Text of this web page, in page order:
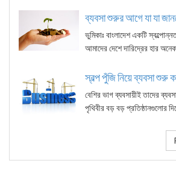
ব্যবসা শুরুর আগে যা যা
ভুমিকাঃ বাংলাদেশ একটি
আমাদের দেশে দারিদ্রের হার
স্বল্প পুঁজি নিয়ে ব্যবসা শুরু
বেশির ভাগ ব্যবসায়ীই তাদের
পৃথিবীর বড় বড় প্রতিষ্ঠানগুলোর